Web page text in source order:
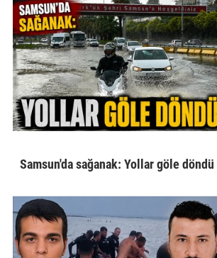
Samsun'da sağanak: Yollar göle döndü